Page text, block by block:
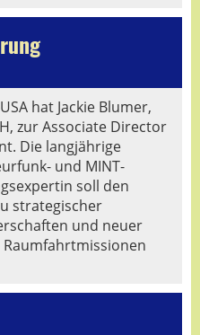
hat Jackie Blumer,
zur Associate Director
Die langjährige
und MINT-
soll den
strategischer
und neuer